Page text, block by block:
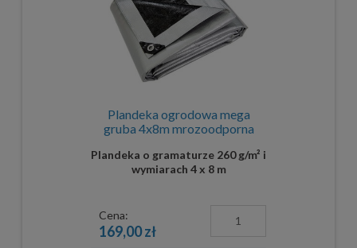
Plandeka ogrodowa mega
gruba 4x8m mrozoodporna
Plandeka o gramaturze 260 g/m² i
wymiarach 4 x 8 m
Cena:
169,00 zł